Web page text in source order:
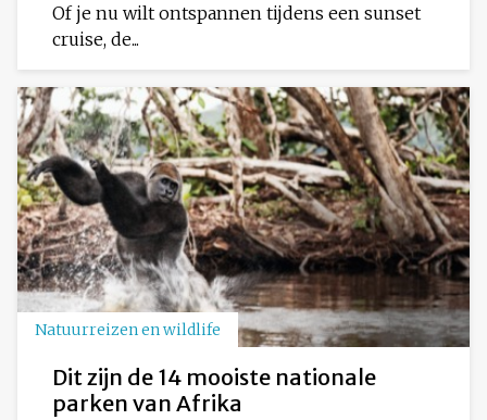
Of je nu wilt ontspannen tijdens een sunset
cruise, de...
Natuurreizen en wildlife
Dit zijn de 14 mooiste nationale
parken van Afrika